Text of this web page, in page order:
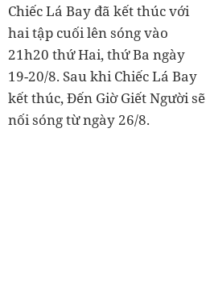
Chiếc Lá Bay đã kết thúc với
hai tập cuối lên sóng vào
21h20 thứ Hai, thứ Ba ngày
19-20/8. Sau khi Chiếc Lá Bay
kết thúc, Đến Giờ Giết Người sẽ
nối sóng từ ngày 26/8.